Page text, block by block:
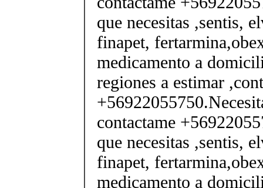
que necesitas ,sentis,
finapet,
medicamento a
regiones a estimar
contactame
que necesitas ,sentis,
finapet,
medicamento a